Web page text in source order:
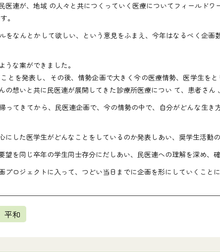
連が、地域 の人々と共につくっていく医療についてフィールド
。
をなんとかして欲しい、という意見をふまえ、今年はなるべく企
な案ができました。
とを発表し、その後、情勢企画で大きく今の医療情勢、医学生を
想いと共に民医連が展開してきた診療所医療につい て、患者さん
ってきてから、民医連企画で、今の情勢の中で、自分がどんな生
した医学生がどんなことをしているのか発表しあい、奨学生活動
を同じ卒年の学生同士存分にだしあい、民医連への理解を深め、
ロジェクトに入って、つどい当日までに企画を形にしていくこ
平和